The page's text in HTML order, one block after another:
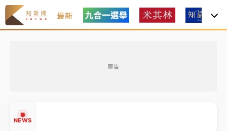
最新
廣告
NEWS
中信慈善基金會想增加董事人數！辜仲諒向法院聲請遭